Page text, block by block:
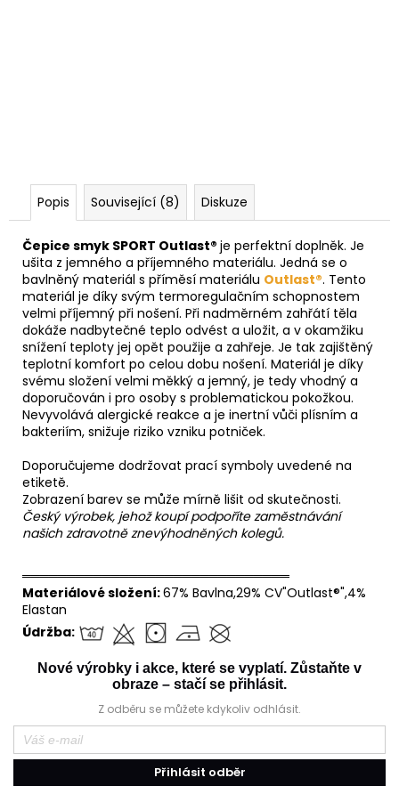
Popis Související (8) Diskuze
Čepice smyk SPORT Outlast® je perfektní doplněk. Je
ušita z jemného a příjemného materiálu. Jedná se o
bavlněný materiál s příměsí materiálu Outlast®. Tento
materiál je díky svým termoregulačním schopnostem
velmi příjemný při nošení. Při nadměrném zahřátí těla
dokáže nadbytečné teplo odvést a uložit, a v okamžiku
snížení teploty jej opět použije a zahřeje. Je tak zajištěný
teplotní komfort po celou dobu nošení. Materiál je díky
svému složení velmi měkký a jemný, je tedy vhodný a
doporučován i pro osoby s problematickou pokožkou.
Nevyvolává alergické reakce a je inertní vůči plísním a
bakteriím, snižuje riziko vzniku potniček.
Doporučujeme dodržovat prací symboly uvedené na
etiketě.
Zobrazení barev se může mírně lišit od skutečnosti.
Český výrobek, jehož koupí podpoříte zaměstnávání
našich zdravotně znevýhodněných kolegů.
══════════════════════════════
Materiálové složení:67% Bavlna,29% CV"Outlast®",4%
Elastan
Údržba:
Nové výrobky i akce, které se vyplatí. Zůstaňte v
obraze – stačí se přihlásit.
Z odběru se můžete kdykoliv odhlásit.
Přihlásit odběr